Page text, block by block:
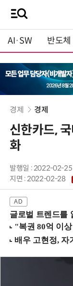
AI·SW 반도체
경제 경제
신한카드,
화
발행일 : 2022-02-
지면 :2022-02-28
글로벌 트렌드를 읽고, 내